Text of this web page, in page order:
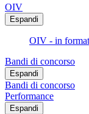
OIV
Espandi
OIV - in
Bandi di concorso
Espandi
Bandi di concorso
Performance
Espandi